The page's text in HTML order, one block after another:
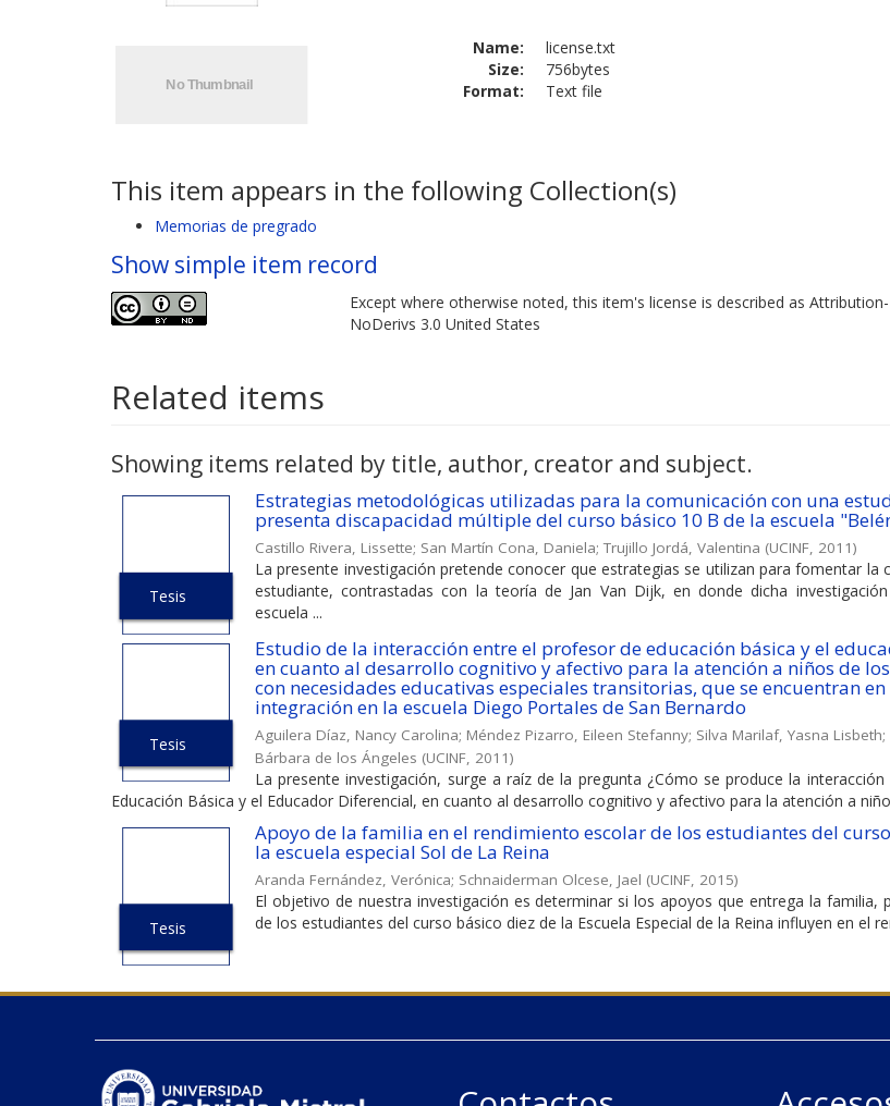
Name:
license.txt
Size:
756bytes
Format:
Text file
This item appears in the following Collection(s)
Memorias de pregrado
Show simple item record
Except where otherwise noted, this item's license is described as Attribution-
NoDerivs 3.0 United States
Related items
Showing items related by title, author, creator and subject.
Tesis
Estrategias metodológicas utilizadas para la comunicación con una
presenta discapacidad múltiple del curso básico 10 B de la escuela
Castillo Rivera, Lissette; San Martín Cona, Daniela; Trujillo Jordá, Valentina (UCINF, 2011)
La presente investigación pretende conocer que estrategias se utilizan para fomentar la
estudiante, contrastadas con la teoría de Jan Van Dijk, en donde dicha
escuela ...
Tesis
Estudio de la interacción entre el profesor de educación básica y el
en cuanto al desarrollo cognitivo y afectivo para la atención a niños de los
con necesidades educativas especiales transitorias, que se encuentran
integración en la escuela Diego Portales de San Bernardo
Aguilera Díaz, Nancy Carolina; Méndez Pizarro, Eileen Stefanny; Silva Marilaf, Yasna Lisbeth;
Bárbara de los Ángeles (UCINF, 2011)
La presente investigación, surge a raíz de la pregunta ¿Cómo se produce la
Educación Básica y el Educador Diferencial, en cuanto al desarrollo cognitivo y afectivo para la atención a
Tesis
Apoyo de la familia en el rendimiento escolar de los estudiantes del
la escuela especial Sol de La Reina
Aranda Fernández, Verónica; Schnaiderman Olcese, Jael (UCINF, 2015)
El objetivo de nuestra investigación es determinar si los apoyos que entrega la familia,
de los estudiantes del curso básico diez de la Escuela Especial de la Reina influyen en el